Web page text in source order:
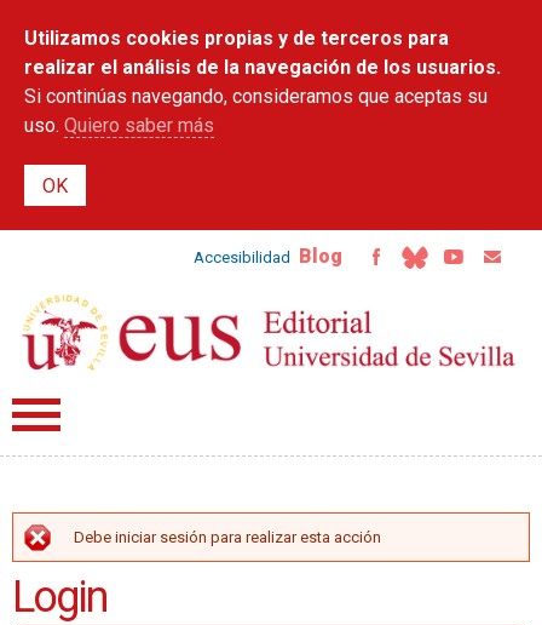
contenido
principal
Utilizamos cookies propias y de terceros para
realizar el análisis de la navegación de los usuarios.
Si continúas navegando, consideramos que aceptas su
uso. Quiero saber más
Accesibilidad Blog
MENSAJE DE ERROR
Debe iniciar sesión para realizar esta acción
Login